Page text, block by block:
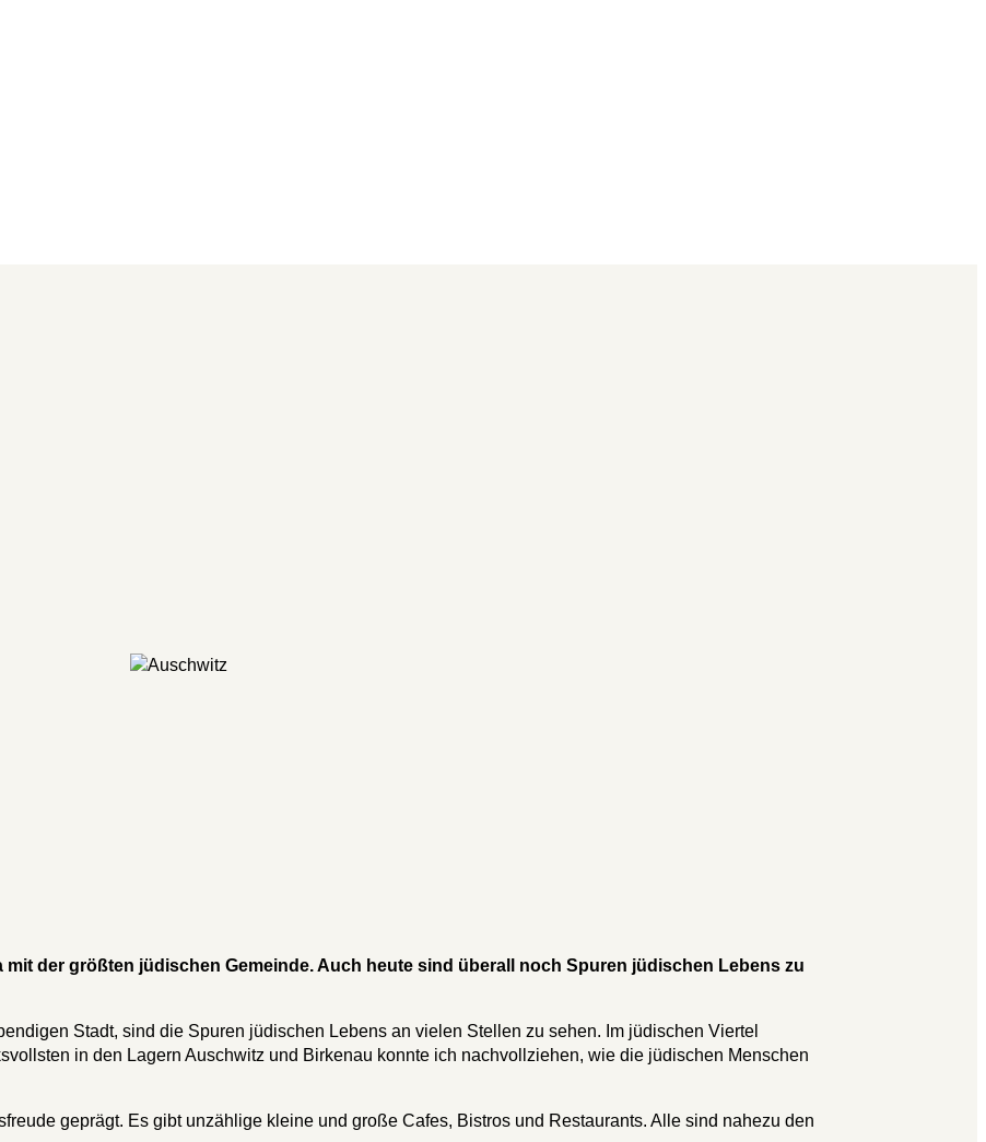
der größten jüdischen Gemeinde. Auch heute sind überall noch Spuren jüdischen Lebens zu
Stadt, sind die Spuren jüdischen Lebens an vielen Stellen zu sehen. Im jüdischen Viertel
in den Lagern Auschwitz und Birkenau konnte ich nachvollziehen, wie die jüdischen Menschen
geprägt. Es gibt unzählige kleine und große Cafes, Bistros und Restaurants. Alle sind nahezu den